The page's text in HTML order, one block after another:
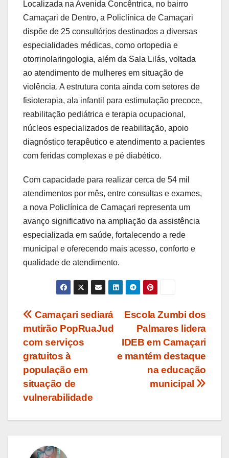
Localizada na Avenida Concêntrica, no bairro
Camaçari de Dentro, a Policlínica de Camaçari
dispõe de 25 consultórios destinados a diversas
especialidades médicas, como ortopedia e
otorrinolaringologia, além da Sala Lilás, voltada
ao atendimento de mulheres em situação de
violência. A estrutura conta ainda com setores de
fisioterapia, ala infantil para estimulação precoce,
reabilitação pediátrica e terapia ocupacional,
núcleos especializados de reabilitação, apoio
diagnóstico terapêutico e atendimento a pacientes
com feridas complexas e pé diabético.
Com capacidade para realizar cerca de 54 mil
atendimentos por mês, entre consultas e exames,
a nova Policlínica de Camaçari representa um
avanço significativo na ampliação da assistência
especializada em saúde, fortalecendo a rede
municipal e oferecendo mais acesso, conforto e
qualidade de atendimento.
Navegação
de
Post
Escola Zumbi dos
Palmares lidera
IDEB em Camaçari
e mantém destaque
na educação
municipal
Camaçari sediará
mutirão PopRuaJud
com serviços
gratuitos à
população em
situação de
vulnerabilidade